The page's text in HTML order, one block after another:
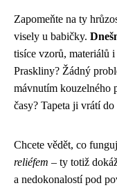
Zapomeňte na ty
visely u babičky.
tisíce vzorů, materiálů
Praskliny? Žádný
mávnutím kouzelného
časy? Tapeta ji vrátí do
Chcete vědět, co
reliéfem – ty totiž
a nedokonalostí pod